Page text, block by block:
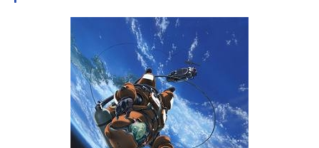
殊能力を持つ者たちが現れるように
なった…。作品名スクライド放送形
態TVアニメスケジュール2001年7月4
日（水）～2001年12月26日（水）テ
レビ東京ほか話数全26話キャストカ
ズマ：保志総一朗劉鳳：緑川光由詑
かなみ：田村ゆかりシェリス・アジ
ャーニ：倉田雅世君島邦彦：山崎た
くみ桐生水守：永島由子マーティ